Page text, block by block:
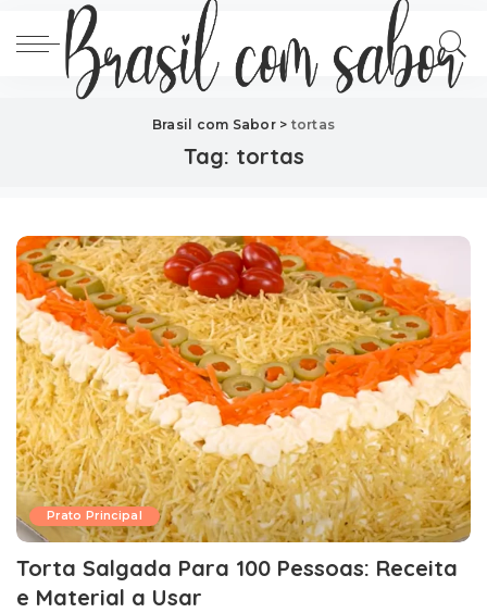
Brasil com Sabor> tortas
Tag: tortas
Prato Principal
Torta Salgada Para 100 Pessoas: Receita
e Material a Usar